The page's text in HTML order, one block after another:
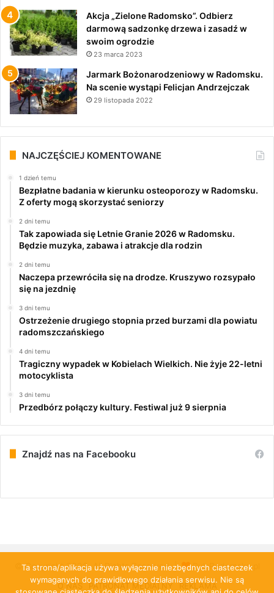
Akcja „Zielone Radomsko”. Odbierz
darmową sadzonkę drzewa i zasadź w
swoim ogrodzie
23 marca 2023
Jarmark Bożonarodzeniowy w Radomsku.
Na scenie wystąpi Felicjan Andrzejczak
29 listopada 2022
NAJCZĘŚCIEJ KOMENTOWANE
1 dzień temu
Bezpłatne badania w kierunku osteoporozy w Radomsku.
Z oferty mogą skorzystać seniorzy
2 dni temu
Tak zapowiada się Letnie Granie 2026 w Radomsku.
Będzie muzyka, zabawa i atrakcje dla rodzin
2 dni temu
Naczepa przewróciła się na drodze. Kruszywo rozsypało
się na jezdnię
3 dni temu
Ostrzeżenie drugiego stopnia przed burzami dla powiatu
radomszczańskiego
4 dni temu
Tragiczny wypadek w Kobielach Wielkich. Nie żyje 22-letni
motocyklista
3 dni temu
Przedbórz połączy kultury. Festiwal już 9 sierpnia
Znajdź nas na Facebooku
© Copyright 2026, All Rights Reserved | PulsRadomska.pl
O NAS PATRONAT MEDIALNY REKLAMA
Ta strona/aplikacja używa wyłącznie niezbędnych ciasteczek
wymaganych do prawidłowego działania serwisu. Nie są